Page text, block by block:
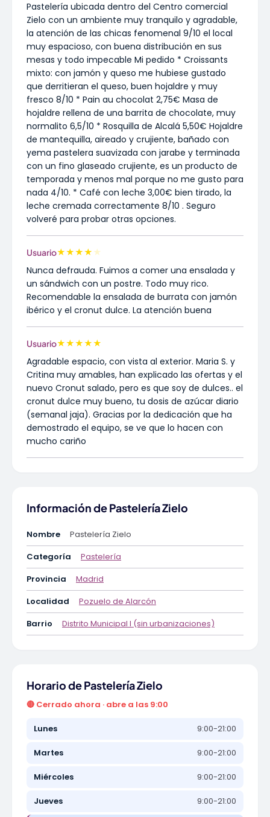
Pastelería ubicada dentro del Centro comercial
Zielo con un ambiente muy tranquilo y agradable,
la atención de las chicas fenomenal 9/10 el local
muy espacioso, con buena distribución en sus
mesas y todo impecable Mi pedido * Croissants
mixto: con jamón y queso me hubiese gustado
que derritieran el queso, buen hojaldre y muy
fresco 8/10 * Pain au chocolat 2,75€ Masa de
hojaldre rellena de una barrita de chocolate, muy
normalito 6,5/10 * Rosquilla de Alcalá 5,50€ Hojaldre
de mantequilla, aireado y crujiente, bañado con
yema pastelera suavizada con jarabe y terminada
con un fino glaseado crujiente, es un producto de
temporada y menos mal porque no me gusto para
nada 4/10. * Café con leche 3,00€ bien tirado, la
leche cremada correctamente 8/10 . Seguro
volveré para probar otras opciones.
Usuario★★★★ ★
Nunca defrauda. Fuimos a comer una ensalada y
un sándwich con un postre. Todo muy rico.
Recomendable la ensalada de burrata con jamón
ibérico y el cronut dulce. La atención buena
Usuario★★★★★
Agradable espacio, con vista al exterior. Maria S. y
Critina muy amables, han explicado las ofertas y el
nuevo Cronut salado, pero es que soy de dulces.. el
cronut dulce muy bueno, tu dosis de azúcar diario
(semanal jaja). Gracias por la dedicación que ha
demostrado el equipo, se ve que lo hacen con
mucho cariño
Información de Pastelería Zielo
Nombre
Pastelería Zielo
Categoría
Pastelería
Provincia
Madrid
Localidad
Pozuelo de Alarcón
Barrio
Distrito Municipal I (sin urbanizaciones)
Horario de Pastelería Zielo
🔴 Cerrado ahora · abre a las 9:00
Lunes 9:00-21:00
Martes 9:00-21:00
Miércoles 9:00-21:00
Jueves 9:00-21:00